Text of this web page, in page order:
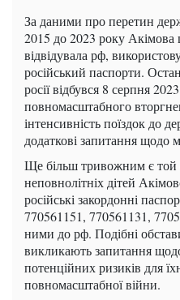
За даними про перетин
2015 до 2023 року
відвідувала рф,
російський паспорти.
росії відбувся 8 серпня
повномасштабного
інтенсивність поїздок до
додаткові запитання щодо
Ще більш тривожним є той
неповнолітніх дітей
російські закордонні
770561151, 770561131,
ними до рф. Подібні
викликають запитання
потенційних ризиків для
повномасштабної війни.